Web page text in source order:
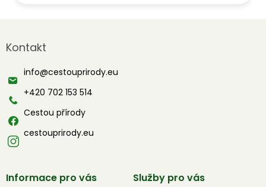
p
t
Kontakt
info@cestouprirody.eu
+420 702 153 514
Cestou přírody
cestouprirody.eu
Informace pro vás Služby pro vás